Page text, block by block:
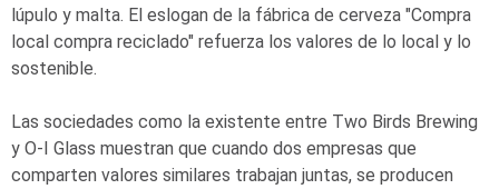
lúpulo y malta. El eslogan de la fábrica de cerveza "Compra
local compra reciclado" refuerza los valores de lo local y lo
sostenible.
Las sociedades como la existente entre Two Birds Brewing
y O-I Glass muestran que cuando dos empresas que
comparten valores similares trabajan juntas, se producen